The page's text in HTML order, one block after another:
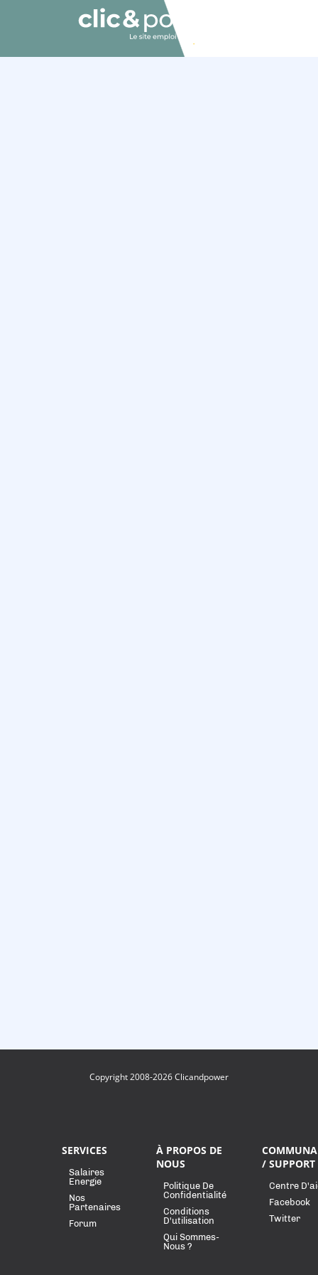
Copyright 2008-2026 Clicandpower
SERVICES
Salaires
Energie
Nos
Partenaires
Forum
À PROPOS DE
NOUS
Politique De
Confidentialité
Conditions
D'utilisation
Qui Sommes-
Nous ?
/ SUPPORT
Centre
Facebook
Twitter